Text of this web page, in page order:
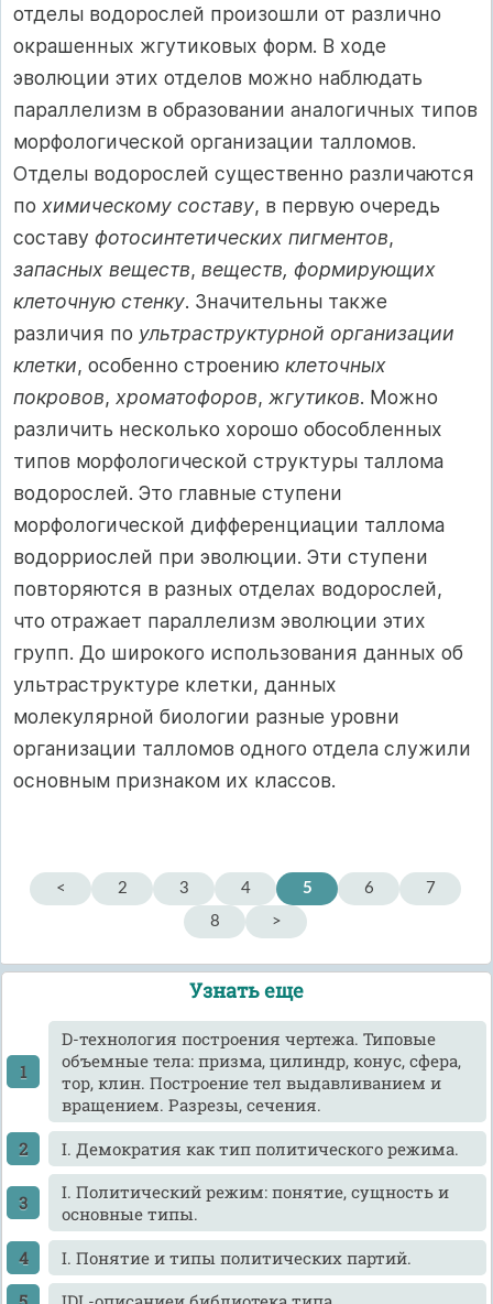
отделы водорослей произошли от различно
окрашенных жгутиковых форм. В ходе
эволюции этих отделов можно наблюдать
параллелизм в образовании аналогичных типов
морфологической организации талломов.
Отделы водорослей существенно различаются
по химическому составу, в первую очередь
составу фотосинтетических пигментов,
запасных веществ, веществ, формирующих
клеточную стенку. Значительны также
различия по ультраструктурной организации
клетки, особенно строению клеточных
покровов, хроматофоров, жгутиков. Можно
различить несколько хорошо обособленных
типов морфологической структуры таллома
водорослей. Это главные ступени
морфологической дифференциации таллома
водорриослей при эволюции. Эти ступени
повторяются в разных отделах водорослей,
что отражает параллелизм эволюции этих
групп. До широкого использования данных об
ультраструктуре клетки, данных
молекулярной биологии разные уровни
организации талломов одного отдела служили
основным признаком их классов.
< 2 3 4 5 6
7
8
>
Узнать еще
D-технология построения чертежа. Типовые
объемные тела: призма, цилиндр, конус, сфера,
тор, клин. Построение тел выдавливанием и
вращением. Разрезы, сечения.
I. Демократия как тип политического режима.
I. Политический режим: понятие, сущность и
основные типы.
I. Понятие и типы политических партий.